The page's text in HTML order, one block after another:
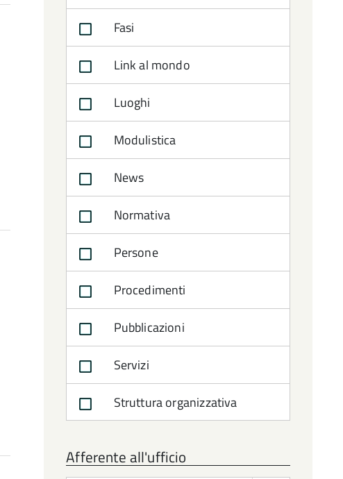
Fasi
Link al mondo
Luoghi
Modulistica
News
Normativa
Persone
Procedimenti
Pubblicazioni
Servizi
Struttura organizzativa
Afferente all'ufficio